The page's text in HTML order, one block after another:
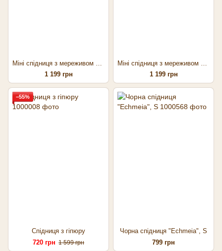
1 199 грн
1 199 грн
−55%
Спідниця з гіпюру
720 грн 1 599 грн
Чорна спідниця "Echmeia", S
799 грн